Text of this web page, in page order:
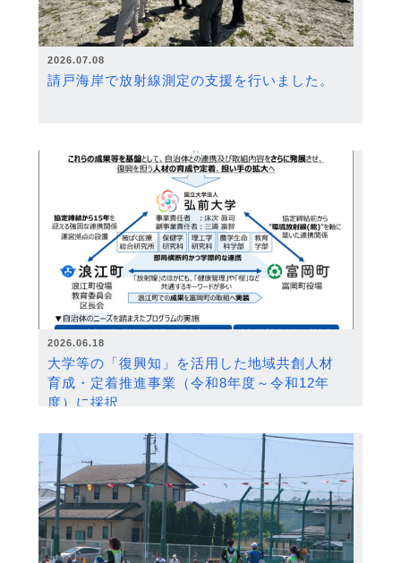
2026.07.08
請戸海岸で放射線測定の支援を行いました。
2026.06.18
大学等の「復興知」を活用した地域共創人材
育成・定着推進事業（令和8年度～令和12年
度）に採択